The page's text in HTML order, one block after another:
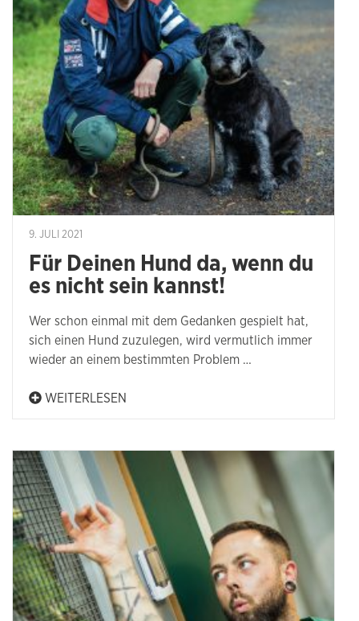
9. JULI 2021
Für Deinen Hund da, wenn du
es nicht sein kannst!
Wer schon einmal mit dem Gedanken gespielt hat,
sich einen Hund zuzulegen, wird vermutlich immer
wieder an einem bestimmten Problem …
WEITERLESEN